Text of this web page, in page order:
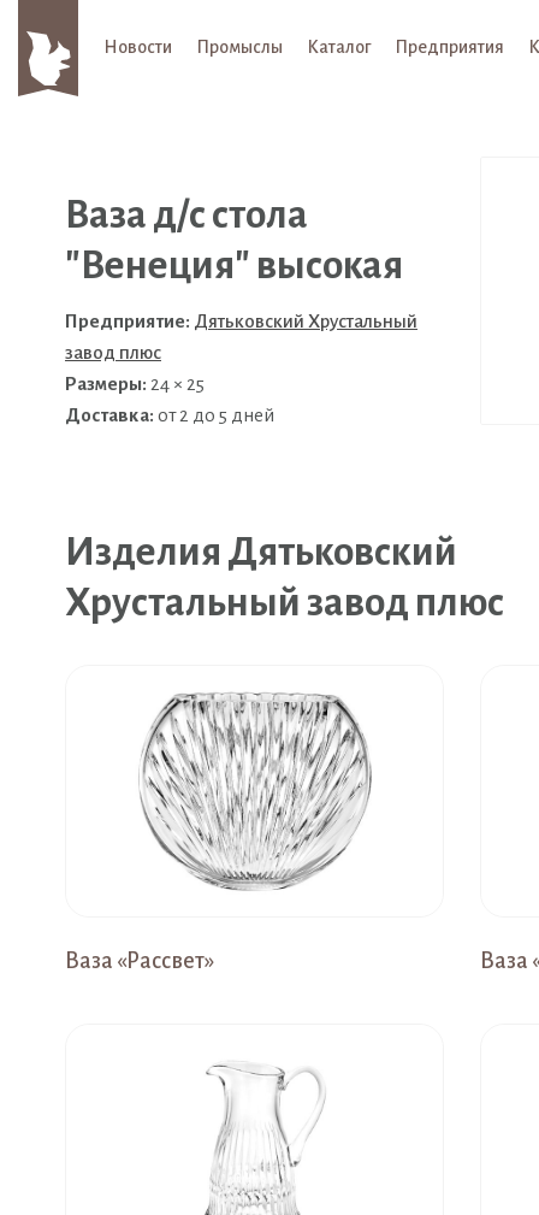
Новости Промыслы Каталог Предприятия
Ваза д/с стола
"Венеция" высокая
Предприятие: Дятьковский Хрустальный
завод плюс
Размеры: 24 × 25
Доставка: от 2 до 5 дней
Изделия Дятьковский
Хрустальный завод плюс
Ваза «Рассвет»